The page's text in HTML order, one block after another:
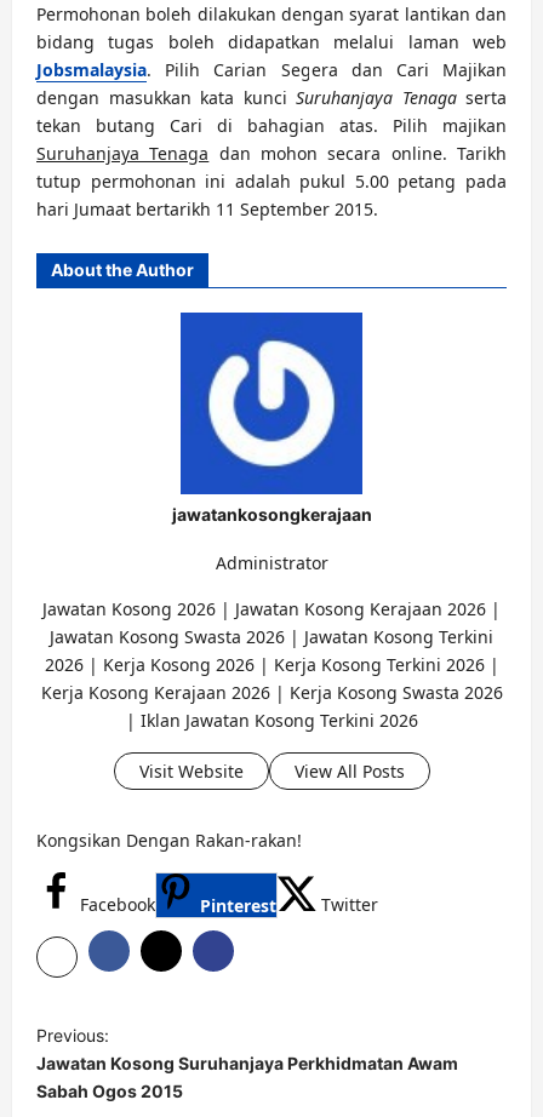
Permohonan boleh dilakukan dengan syarat lantikan dan
bidang tugas boleh didapatkan melalui laman web
Jobsmalaysia. Pilih Carian Segera dan Cari Majikan
dengan masukkan kata kunci Suruhanjaya Tenagaserta
tekan butang Cari di bahagian atas. Pilih majikan
Suruhanjaya Tenaga dan mohon secara online. Tarikh
tutup permohonan ini adalah pukul 5.00 petang pada
hari Jumaat bertarikh 11 September 2015.
About the Author
jawatankosongkerajaan
Administrator
Jawatan Kosong 2026 | Jawatan Kosong Kerajaan 2026 |
Jawatan Kosong Swasta 2026 | Jawatan Kosong Terkini
2026 | Kerja Kosong 2026 | Kerja Kosong Terkini 2026 |
Kerja Kosong Kerajaan 2026 | Kerja Kosong Swasta 2026
| Iklan Jawatan Kosong Terkini 2026
Visit Website View All Posts
Kongsikan Dengan Rakan-rakan!
Facebook Pinterest Twitter
P
o
s
Previous:
Jawatan Kosong Suruhanjaya Perkhidmatan Awam
Sabah Ogos 2015